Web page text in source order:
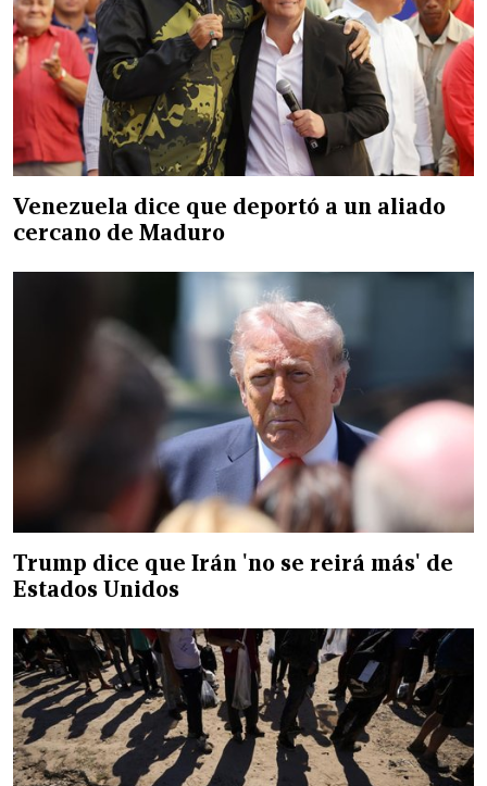
Venezuela dice que deportó a un aliado
cercano de Maduro
Trump dice que Irán 'no se reirá más' de
Estados Unidos